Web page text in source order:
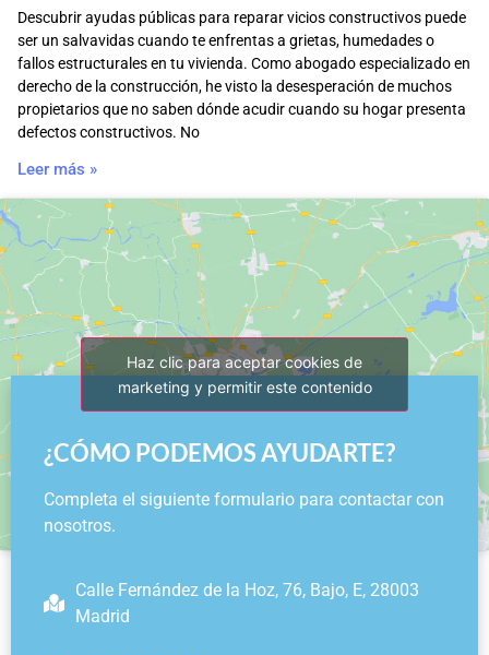
Descubrir ayudas públicas para reparar vicios constructivos puede
ser un salvavidas cuando te enfrentas a grietas, humedades o
fallos estructurales en tu vivienda. Como abogado especializado en
derecho de la construcción, he visto la desesperación de muchos
propietarios que no saben dónde acudir cuando su hogar presenta
defectos constructivos. No
Leer más »
Haz clic para aceptar cookies de
marketing y permitir este contenido
¿CÓMO PODEMOS AYUDARTE?
Completa el siguiente formulario para contactar con
nosotros.
Calle Fernández de la Hoz, 76, Bajo, E, 28003
Madrid